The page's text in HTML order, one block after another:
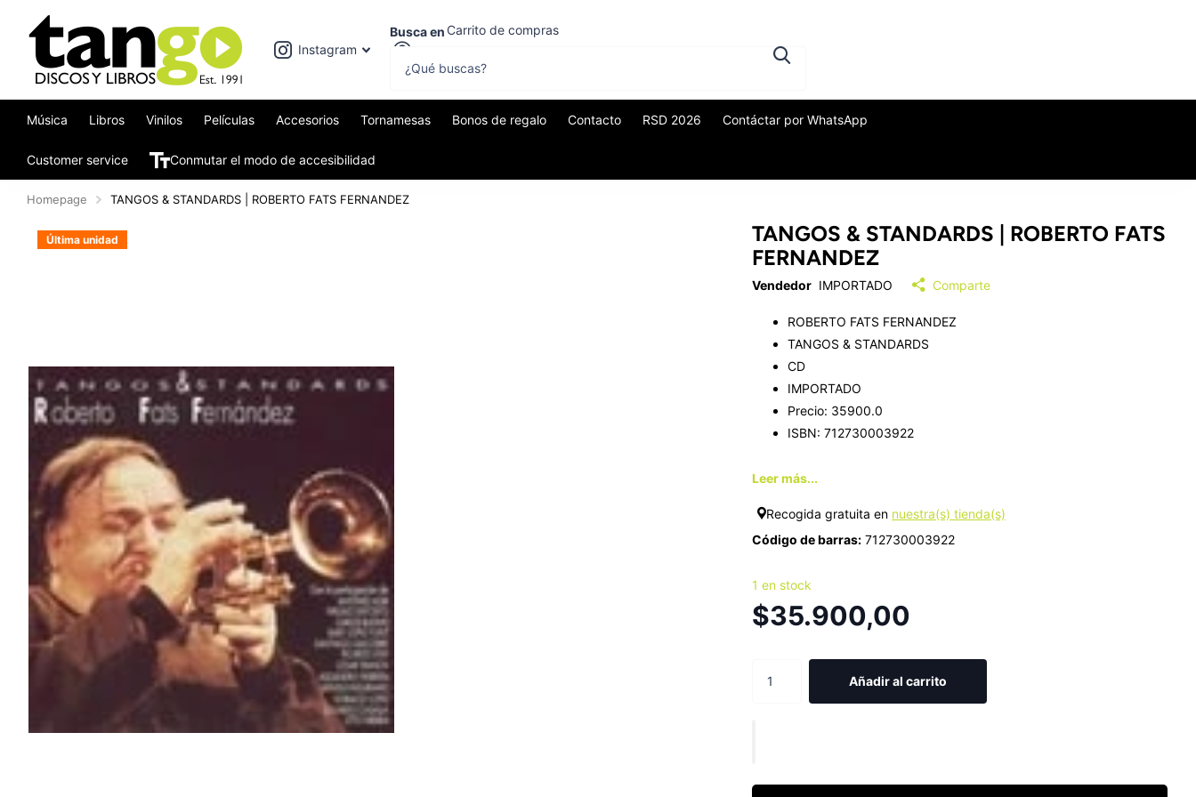
Busca en
Instagram
Carrito de compras
$0,00
Música Libros Vinilos Películas Accesorios Tornamesas Bonos de regalo Contacto RSD 2026 Contáctar por WhatsApp
Customer service Conmutar el modo de accesibilidad
Homepage TANGOS & STANDARDS | ROBERTO FATS FERNANDEZ
Última unidad
TANGOS & STANDARDS | ROBERTO FATS
FERNANDEZ
Vendedor IMPORTADO Comparte
ROBERTO FATS FERNANDEZ
TANGOS & STANDARDS
CD
IMPORTADO
Precio: 35900.0
ISBN: 712730003922
Leer más...
Recogida gratuita en nuestra(s) tienda(s)
Código de barras: 712730003922
1 en stock
$35.900,00
Añadir al carrito